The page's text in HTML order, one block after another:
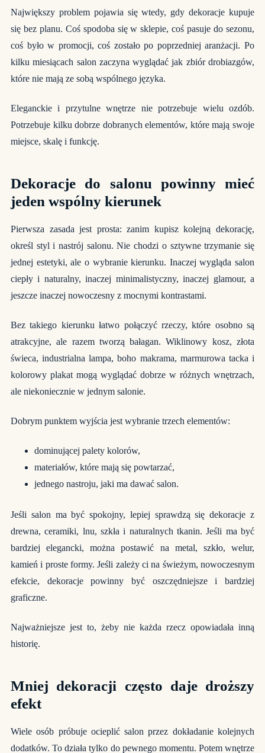
Największy problem pojawia się wtedy, gdy dekoracje kupuje
się bez planu. Coś spodoba się w sklepie, coś pasuje do sezonu,
coś było w promocji, coś zostało po poprzedniej aranżacji. Po
kilku miesiącach salon zaczyna wyglądać jak zbiór drobiazgów,
które nie mają ze sobą wspólnego języka.
Eleganckie i przytulne wnętrze nie potrzebuje wielu ozdób.
Potrzebuje kilku dobrze dobranych elementów, które mają swoje
miejsce, skalę i funkcję.
Dekoracje do salonu powinny mieć
jeden wspólny kierunek
Pierwsza zasada jest prosta: zanim kupisz kolejną dekorację,
określ styl i nastrój salonu. Nie chodzi o sztywne trzymanie się
jednej estetyki, ale o wybranie kierunku. Inaczej wygląda salon
ciepły i naturalny, inaczej minimalistyczny, inaczej glamour, a
jeszcze inaczej nowoczesny z mocnymi kontrastami.
Bez takiego kierunku łatwo połączyć rzeczy, które osobno są
atrakcyjne, ale razem tworzą bałagan. Wiklinowy kosz, złota
świeca, industrialna lampa, boho makrama, marmurowa tacka i
kolorowy plakat mogą wyglądać dobrze w różnych wnętrzach,
ale niekoniecznie w jednym salonie.
Dobrym punktem wyjścia jest wybranie trzech elementów:
dominującej palety kolorów,
materiałów, które mają się powtarzać,
jednego nastroju, jaki ma dawać salon.
Jeśli salon ma być spokojny, lepiej sprawdzą się dekoracje z
drewna, ceramiki, lnu, szkła i naturalnych tkanin. Jeśli ma być
bardziej elegancki, można postawić na metal, szkło, welur,
kamień i proste formy. Jeśli zależy ci na świeżym, nowoczesnym
efekcie, dekoracje powinny być oszczędniejsze i bardziej
graficzne.
Najważniejsze jest to, żeby nie każda rzecz opowiadała inną
historię.
Mniej dekoracji często daje droższy
efekt
Wiele osób próbuje ocieplić salon przez dokładanie kolejnych
dodatków. To działa tylko do pewnego momentu. Potem wnętrze